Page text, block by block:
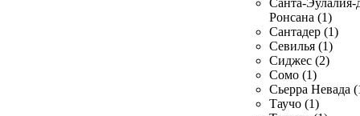
Санта-Эулалия-
Ронсана (1)
Сантадер (1)
Севилья (1)
Сиджес (2)
Сомо (1)
Сьерра Невада
Таучо (1)